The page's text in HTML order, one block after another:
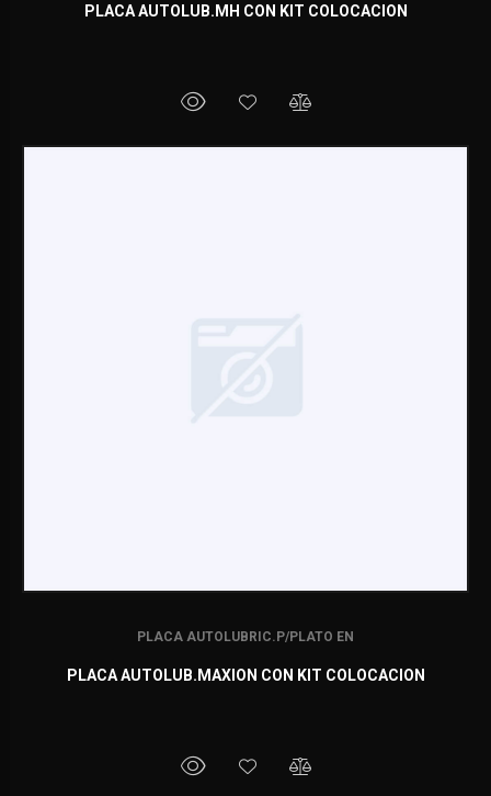
PLACA AUTOLUB.MH CON KIT COLOCACION
PLACA AUTOLUBRIC.P/PLATO EN
PLACA AUTOLUB.MAXION CON KIT COLOCACION